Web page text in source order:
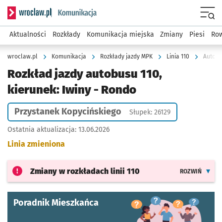
Serwis informacyjny wroclaw.pl podserwis: Komunikacja
Aktualności Rozkłady Komunikacja miejska Zmiany Piesi
wroclaw.pl Komunikacja Rozkłady jazdy MPK Linia 110
Rozkład jazdy autobusu 110,
kierunek: Iwiny - Rondo
Przystanek Kopycińskiego Słupek: 26129
Ostatnia aktualizacja: 13.06.2026
Linia zmieniona
Zmiany w rozkładach linii 110 ROZWIŃ
Poradnik Mieszkańca